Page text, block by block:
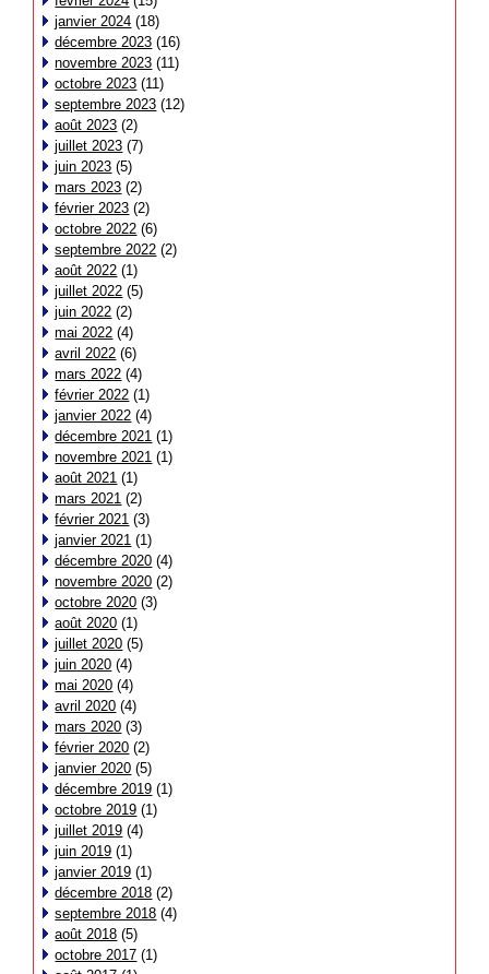
janvier 2024 (18)
décembre 2023 (16)
novembre 2023 (11)
octobre 2023 (11)
septembre 2023 (12)
août 2023 (2)
juillet 2023 (7)
juin 2023 (5)
mars 2023 (2)
février 2023 (2)
octobre 2022 (6)
septembre 2022 (2)
août 2022 (1)
juillet 2022 (5)
juin 2022 (2)
mai 2022 (4)
avril 2022 (6)
mars 2022 (4)
février 2022 (1)
janvier 2022 (4)
décembre 2021 (1)
novembre 2021 (1)
août 2021 (1)
mars 2021 (2)
février 2021 (3)
janvier 2021 (1)
décembre 2020 (4)
novembre 2020 (2)
octobre 2020 (3)
août 2020 (1)
juillet 2020 (5)
juin 2020 (4)
mai 2020 (4)
avril 2020 (4)
mars 2020 (3)
février 2020 (2)
janvier 2020 (5)
décembre 2019 (1)
octobre 2019 (1)
juillet 2019 (4)
juin 2019 (1)
janvier 2019 (1)
décembre 2018 (2)
septembre 2018 (4)
août 2018 (5)
octobre 2017 (1)